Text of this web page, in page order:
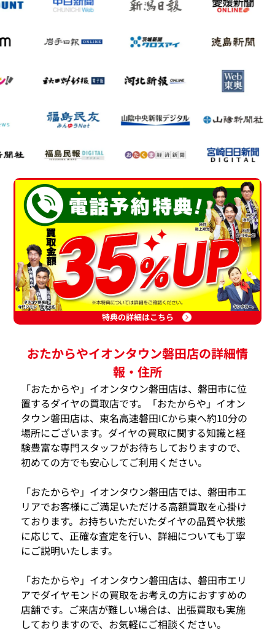
特典の詳細はこちら
おたからやイオンタウン磐田店の詳細情
報・住所
「おたからや」イオンタウン磐田店は、磐田市に位
置するダイヤの買取店です。「おたからや」イオン
タウン磐田店は、東名高速磐田ICから東へ約10分の
場所にございます。ダイヤの買取に関する知識と経
験豊富な専門スタッフがお待ちしておりますので、
初めての方でも安心してご利用ください。
「おたからや」イオンタウン磐田店では、磐田市エ
リアでお客様にご満足いただける高額買取を心掛け
ております。お持ちいただいたダイヤの品質や状態
に応じて、正確な査定を行い、詳細についても丁寧
にご説明いたします。
「おたからや」イオンタウン磐田店は、磐田市エリ
アでダイヤモンドの買取をお考えの方におすすめの
店舗です。ご来店が難しい場合は、出張買取も実施
しておりますので、お気軽にご相談ください。